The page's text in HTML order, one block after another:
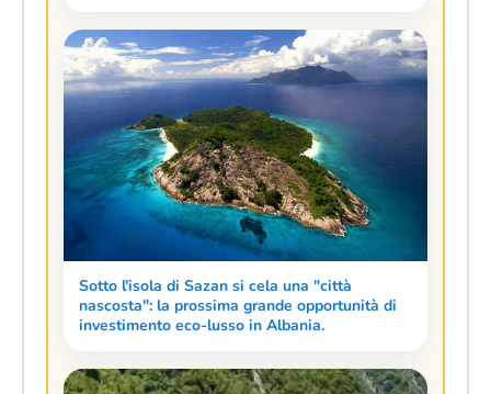
Sotto l'isola di Sazan si cela una "città
nascosta": la prossima grande opportunità di
investimento eco-lusso in Albania.